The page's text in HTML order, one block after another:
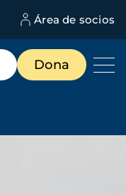
Área de socios
Dona